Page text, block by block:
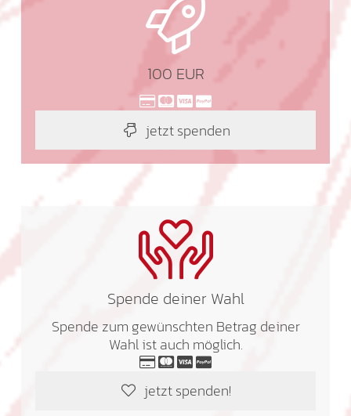
100 EUR
jetzt spenden
Spende deiner Wahl
Spende zum gewünschten Betrag deiner
Wahl ist auch möglich.
jetzt spenden!